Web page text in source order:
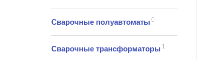
Сварочные полуавтоматы 0
Сварочные трансформаторы 1